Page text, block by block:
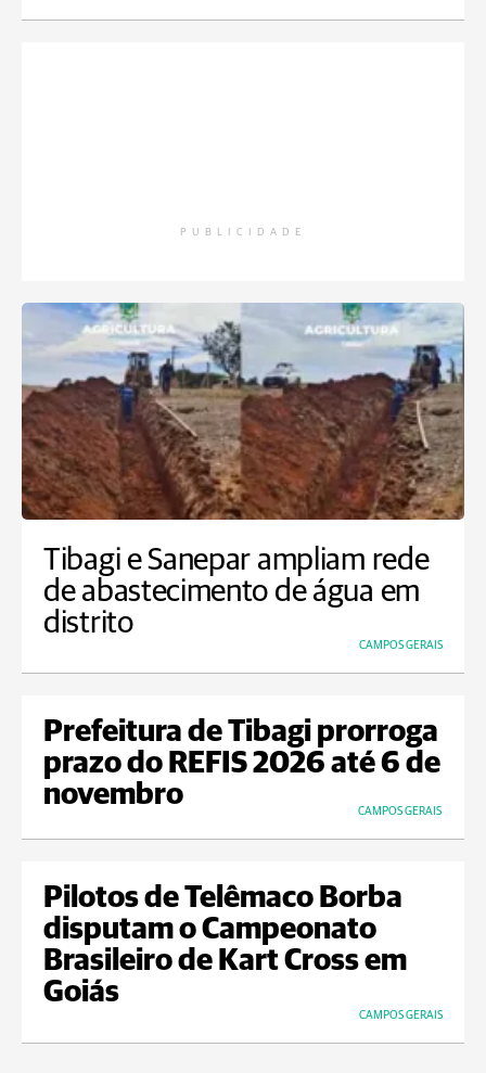
PUBLICIDADE
Tibagi e Sanepar ampliam rede
de abastecimento de água em
distrito
CAMPOS GERAIS
Prefeitura de Tibagi prorroga
prazo do REFIS 2026 até 6 de
novembro
CAMPOS GERAIS
Pilotos de Telêmaco Borba
disputam o Campeonato
Brasileiro de Kart Cross em
Goiás
CAMPOS GERAIS